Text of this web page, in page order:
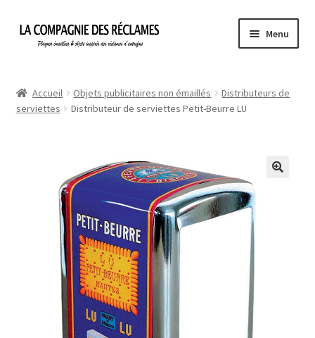
Aller
Aller
Menu
À propos de La Compagnie des Réclames
Ma Commande
Mon compte
Mon Panier
Politique de confidentialité
Une histoire de plaques émaillées
Accueil Objets publicitaires non émaillés
Distributeurs de
serviettes
Distributeur de serviettes Petit-Beurre LU